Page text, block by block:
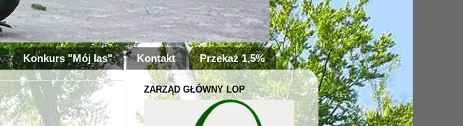
Konkurs "Mój las" Kontakt Przekaż 1,5%
ZARZĄD GŁÓWNY LOP